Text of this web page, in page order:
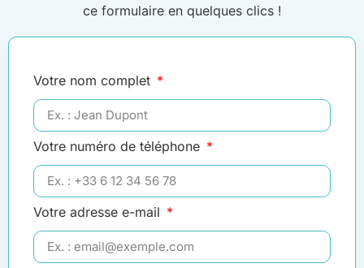
ce formulaire en quelques clics !
Votre nom complet
Votre numéro de téléphone
Votre adresse e-mail